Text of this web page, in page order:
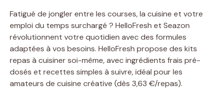
Fatigué de jongler entre les courses, la cuisine et votre
emploi du temps surchargé ? HelloFresh et Seazon
révolutionnent votre quotidien avec des formules
adaptées à vos besoins. HelloFresh propose des kits
repas à cuisiner soi-même, avec ingrédients frais pré-
dosés et recettes simples à suivre, idéal pour les
amateurs de cuisine créative (dès 3,63 €/repas).